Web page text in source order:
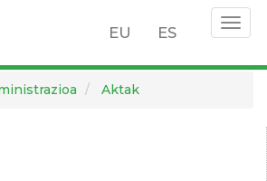
EU ES
Aktak